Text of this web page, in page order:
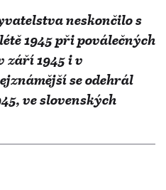
neskončilo s
1945 při poválečných
září 1945 i v
se odehrál
ve slovenských